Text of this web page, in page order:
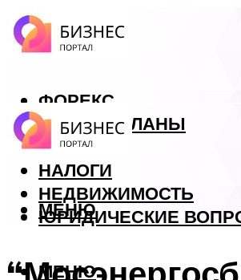
ФОРЕКС
БИЗНЕС ПЛАНЫ
КРЕДИТЫ
НАЛОГИ
НЕДВИЖИМОСТЬ
ЮРИДИЧЕСКИЕ
МЕНЮ
МЕНЮ